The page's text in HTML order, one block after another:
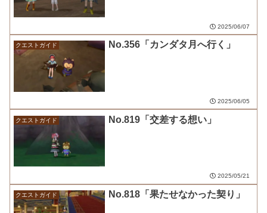
2025/06/07
クエストガイド No.356「カンダタ月へ行く」
2025/06/05
クエストガイド No.819「交差する想い」
2025/05/21
クエストガイド No.818「果たせなかった契り」